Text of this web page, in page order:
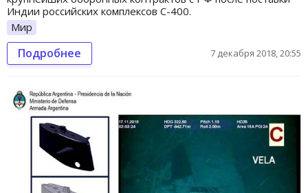
Индии российских комплексов С-400.
Мир
Подробнее 7 декабря 2018, 20:55